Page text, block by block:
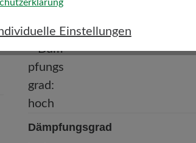
Dämpfungsgrad
Einstellungen